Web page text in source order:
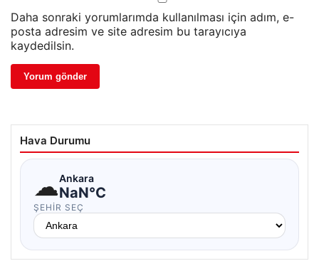
Daha sonraki yorumlarımda kullanılması için adım, e-
posta adresim ve site adresim bu tarayıcıya
kaydedilsin.
Hava Durumu
☁Ankara
NaN°C
ŞEHIR SEÇ